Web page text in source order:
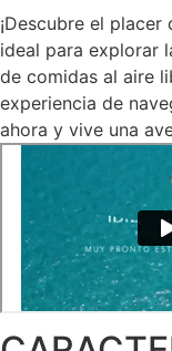
¡Descubre el
ideal para explorar
de comidas al aire
experiencia de
ahora y vive una